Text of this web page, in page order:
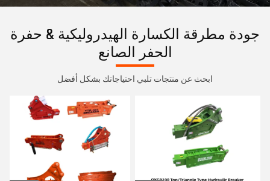
جودة مطرقة الكسارة الهيدروليكية & حفرة
الحفر الصانع
ابحث عن منتجات تلبي احتياجاتك بشكل أفضل